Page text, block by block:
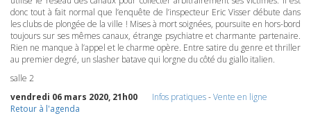
donc tout à fait normal que l’enquête de l’inspecteur Eric Visser débute dans
les clubs de plongée de la ville ! Mises à mort soignées, poursuite en hors-bord
toujours sur ses mêmes canaux, étrange psychiatre et charmante partenaire.
Rien ne manque à l’appel et le charme opère. Entre satire du genre et thriller
au premier degré, un slasher batave qui lorgne du côté du giallo italien.
salle 2
vendredi 06 mars 2020, 21h00
Infos pratiques-Vente en ligne
Retour à l'agenda